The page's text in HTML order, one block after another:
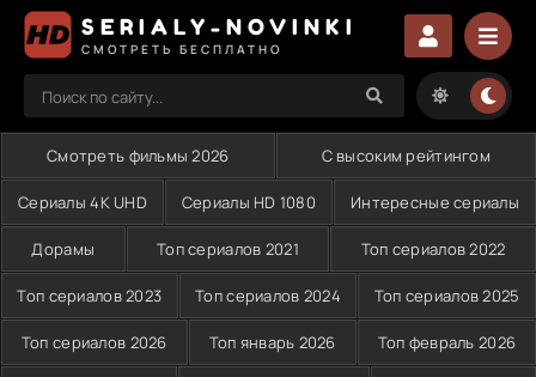
SERIALY-NOVINKI
СМОТРЕТЬ БЕСПЛАТНО
Смотреть фильмы 2026 С высоким рейтингом
Сериалы 4K UHD Сериалы HD 1080 Интересные сериалы
Дорамы Топ сериалов 2021 Топ сериалов 2022
Топ сериалов 2023 Топ сериалов 2024 Топ сериалов 2025
Топ сериалов 2026 Топ январь 2026 Топ февраль 2026